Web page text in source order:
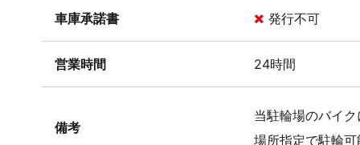
車庫承諾書 発行不可
営業時間 24時間
備考
当駐輪場のバイ
場所指定で駐輪